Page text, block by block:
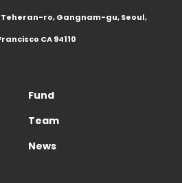
Teheran-ro, Gangnam-gu, Seoul,
CA 94110
Fund
Team
News